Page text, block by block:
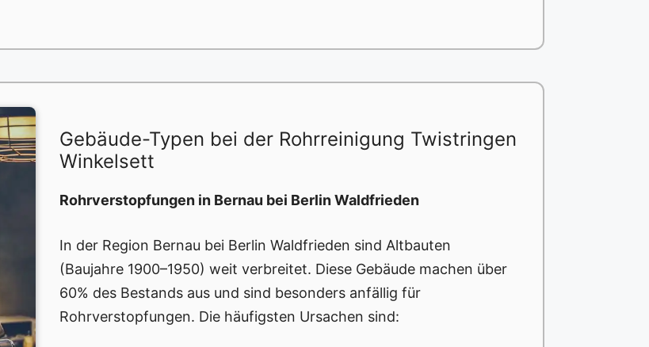
Gebäude-Typen bei der Rohrreinigung Twistringen
Winkelsett
Rohrverstopfungen in Bernau bei Berlin Waldfrieden
In der Region Bernau bei Berlin Waldfrieden sind Altbauten
(Baujahre 1900–1950) weit verbreitet. Diese Gebäude machen über
60% des Bestands aus und sind besonders anfällig für
Rohrverstopfungen. Die häufigsten Ursachen sind: